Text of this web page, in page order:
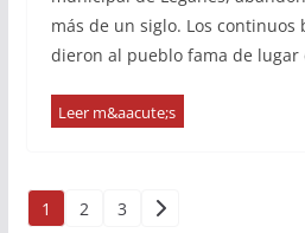
más de un siglo. Los
dieron al pueblo fama de lugar
Paginación
1 2 3